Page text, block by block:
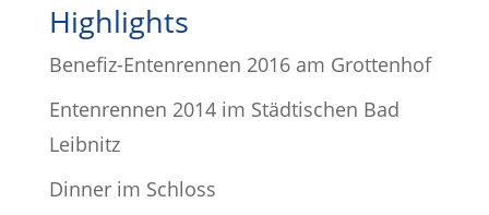
Highlights
Benefiz-Entenrennen 2016 am Grottenhof
Entenrennen 2014 im Städtischen Bad
Leibnitz
Dinner im Schloss